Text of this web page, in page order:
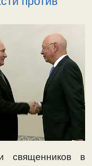
священников в